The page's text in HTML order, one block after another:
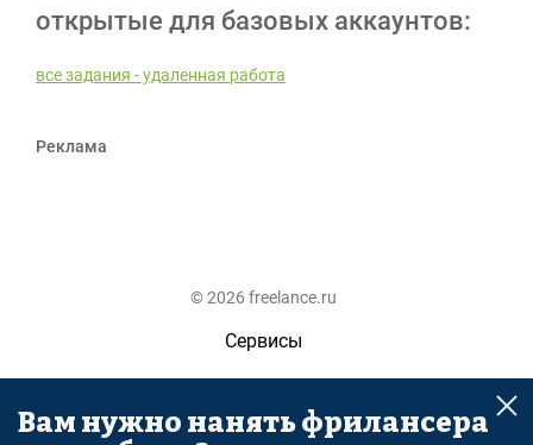
открытые для базовых аккаунтов:
все задания - удаленная работа
Реклама
© 2026 freelance.ru
Сервисы
Помощь
Поиск
Вам нужно нанять фрилансера